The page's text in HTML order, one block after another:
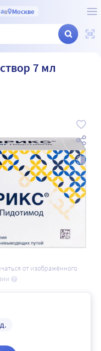
в Москве
7 мл
от изображённого